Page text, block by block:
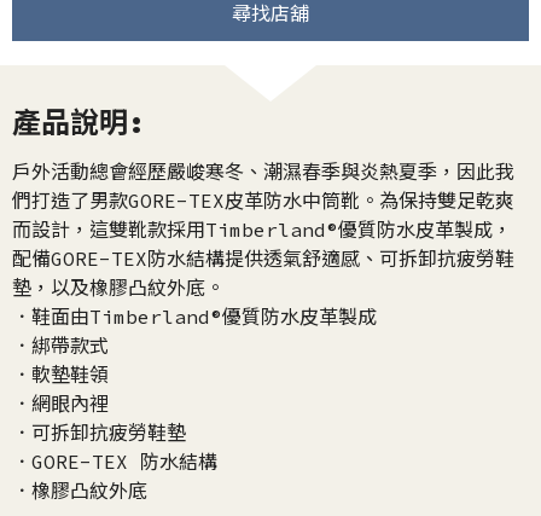
尋找店舖
產品說明:
戶外活動總會經歷嚴峻寒冬、潮濕春季與炎熱夏季，因此我
們打造了男款GORE-TEX皮革防水中筒靴。為保持雙足乾爽
而設計，這雙靴款採用Timberland®優質防水皮革製成，
配備GORE-TEX防水結構提供透氣舒適感、可拆卸抗疲勞鞋
墊，以及橡膠凸紋外底。
．鞋面由Timberland®優質防水皮革製成
．綁帶款式
．軟墊鞋領
．網眼內裡
．可拆卸抗疲勞鞋墊
．GORE-TEX 防水結構
．橡膠凸紋外底